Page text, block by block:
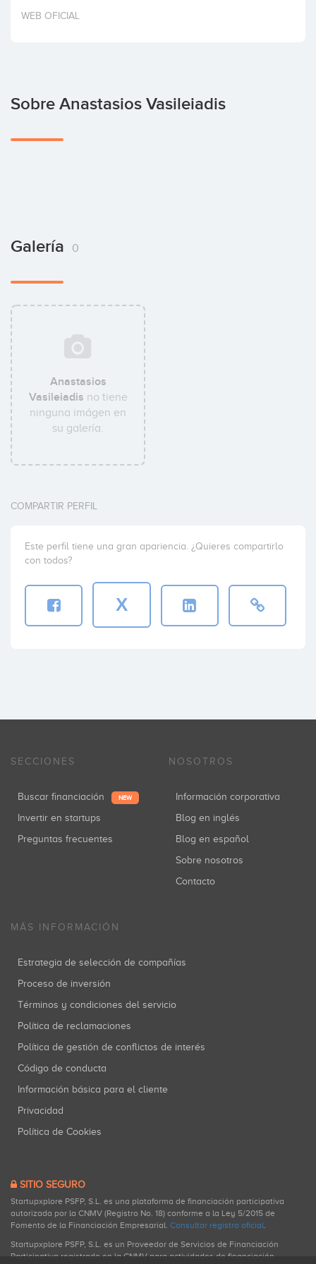
Invertir
WEB OFICIAL
Sobre Anastasios Vasileiadis
Galería 0
Anastasios
Vasileiadis no tiene
ninguna imágen en
su galería.
COMPARTIR PERFIL
Este perfil tiene una gran apariencia. ¿Quieres compartirlo
con todos?
X
SECCIONES
Buscar financiación NEW
Invertir en startups
Preguntas frecuentes
NOSOTROS
Información corporativa
Blog en inglés
Blog en español
Sobre nosotros
Contacto
MÁS INFORMACIÓN
Estrategia de selección de compañías
Proceso de inversión
Términos y condiciones del servicio
Política de reclamaciones
Política de gestión de conflictos de interés
Código de conducta
Información básica para el cliente
Privacidad
Política de Cookies
SITIO SEGURO
Startupxplore PSFP, S.L. es una plataforma de financiación participativa
autorizada por la CNMV (Registro No. 18) conforme a la Ley 5/2015 de
Fomento de la Financiación Empresarial. Consultar registro oficial.
Startupxplore PSFP, S.L. es un Proveedor de Servicios de Financiación
Participativa registrado en la CNMV para actividades de financiación